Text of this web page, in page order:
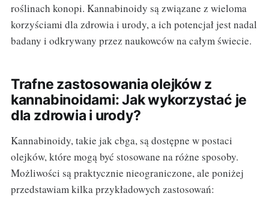
roślinach konopi. Kannabinoidy są związane z wieloma
korzyściami dla zdrowia i urody, a ich potencjał jest nadal
badany i odkrywany przez naukowców na całym świecie.
Trafne zastosowania olejków z
kannabinoidami: Jak wykorzystać je
dla zdrowia i urody?
Kannabinoidy, takie jak cbga, są dostępne w postaci
olejków, które mogą być stosowane na różne sposoby.
Możliwości są praktycznie nieograniczone, ale poniżej
przedstawiam kilka przykładowych zastosowań: